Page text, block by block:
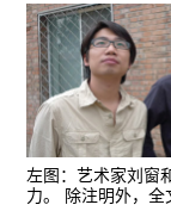
左图：艺术家刘窗
力。 除注明外，全